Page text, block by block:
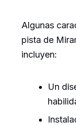
Algunas
pista de
incluyen:
Un